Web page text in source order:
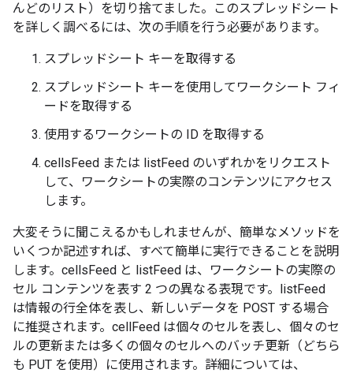
んどのリスト）を切り捨てました。このスプレッドシート
を詳しく調べるには、次の手順を行う必要があります。
スプレッドシート キーを取得する
スプレッドシート キーを使用してワークシート フィ
ードを取得する
使用するワークシートの ID を取得する
cellsFeed または listFeed のいずれかをリクエスト
して、ワークシートの実際のコンテンツにアクセス
します。
大変そうに聞こえるかもしれませんが、簡単なメソッドを
いくつか記述すれば、すべて簡単に実行できることを説明
します。cellsFeed と listFeed は、ワークシートの実際の
セル コンテンツを表す 2 つの異なる表現です。listFeed
は情報の行全体を表し、新しいデータを POST する場合
に推奨されます。cellFeed は個々のセルを表し、個々のセ
ルの更新または多くの個々のセルへのバッチ更新（どちら
も PUT を使用）に使用されます。詳細については、